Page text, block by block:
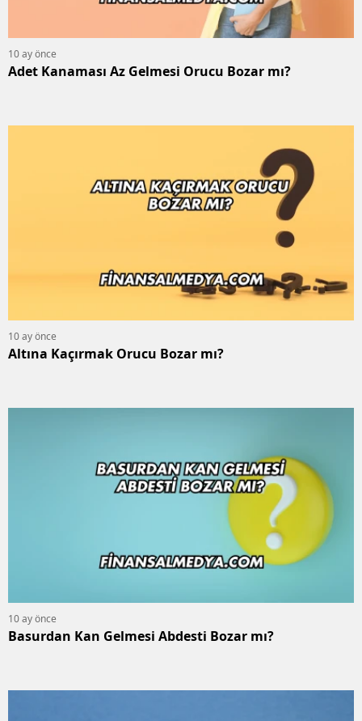
10 ay önce
Adet Kanaması Az Gelmesi Orucu Bozar mı?
10 ay önce
Altına Kaçırmak Orucu Bozar mı?
10 ay önce
Basurdan Kan Gelmesi Abdesti Bozar mı?